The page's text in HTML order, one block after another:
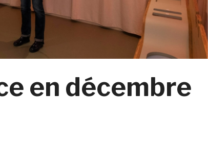
en décembre